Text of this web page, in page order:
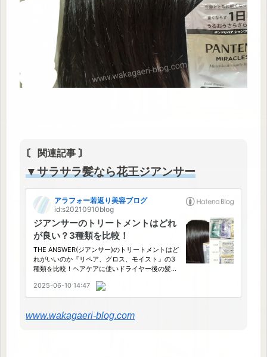
〘 関連記事 〙
▼サラサラ髪なら花王ジアンサー
www.wakagaeri-blog.com